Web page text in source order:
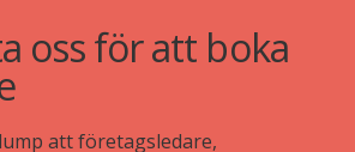
oss för att boka
att företagsledare,